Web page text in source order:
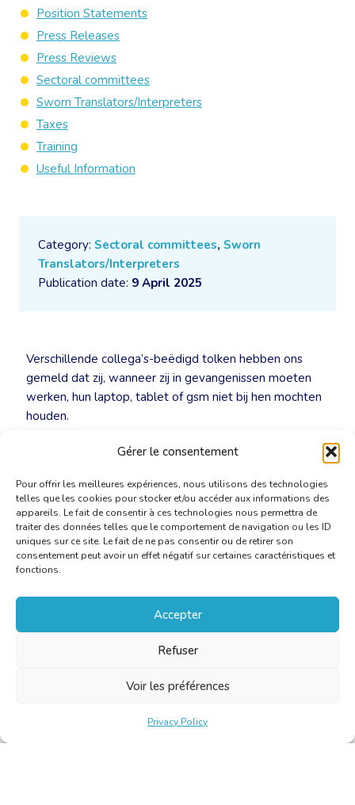
Gérer le consentement
Pour offrir les meilleures expériences, nous utilisons des technologies
telles que les cookies pour stocker et/ou accéder aux informations des
appareils. Le fait de consentir à ces technologies nous permettra de
traiter des données telles que le comportement de navigation ou les ID
uniques sur ce site. Le fait de ne pas consentir ou de retirer son
consentement peut avoir un effet négatif sur certaines caractéristiques et
fonctions.
Accepter
Refuser
Voir les préférences
Privacy Policy
Category: Sectoral committees, Sworn
Translators/Interpreters
Publication date: 9 April 2025
Verschillende collega’s-beëdigd tolken hebben ons
gemeld dat zij, wanneer zij in gevangenissen moeten
werken, hun laptop, tablet of gsm niet bij hen mochten
houden.
Jullie vinden de toepasselijke regels indit artikel
Position Statements
Press Releases
Press Reviews
Sectoral committees
Sworn Translators/Interpreters
Taxes
Training
Useful Information